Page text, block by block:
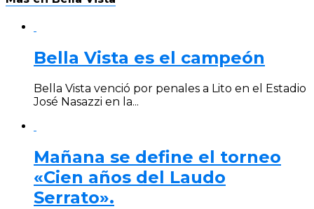
Bella Vista es el campeón
Bella Vista venció por penales a Lito en el Estadio
José Nasazzi en la...
Mañana se define el torneo
«Cien años del Laudo
Serrato».